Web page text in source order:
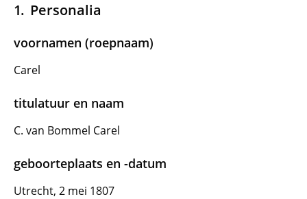
Personalia
voornamen (roepnaam)
Carel
titulatuur en naam
C. van Bommel Carel
geboorteplaats en -datum
Utrecht, 2 mei 1807